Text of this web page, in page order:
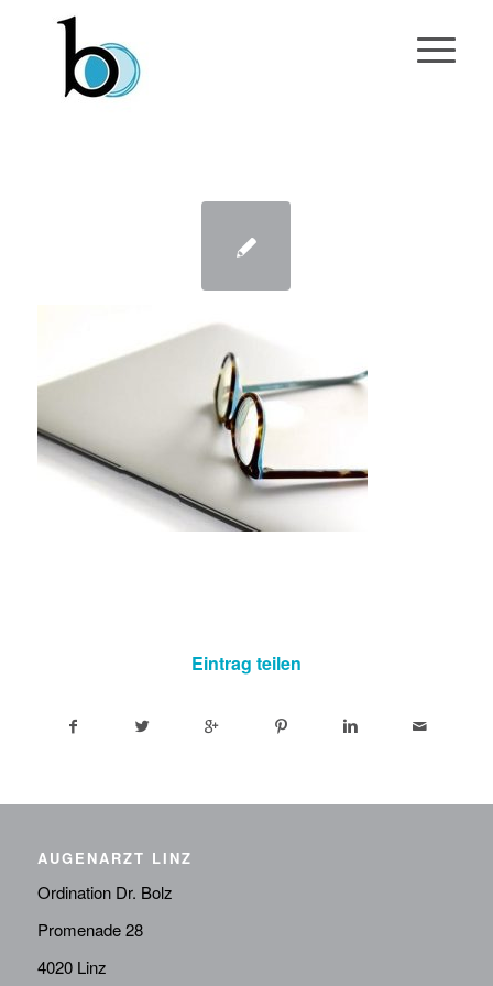
Eintrag teilen
AUGENARZT LINZ
Ordination Dr. Bolz
Promenade 28
4020 Linz